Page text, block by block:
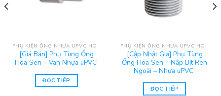
PHỤ KIỆN ỐNG NHỰA UPVC HOA SEN
[Giá Bán] Phụ Tùng Ống
Hoa Sen – Van Nhựa uPVC
ĐỌC TIẾP
PHỤ KIỆN ỐNG NHỰA UPVC HOA SEN
[Cập Nhật Giá] Phụ Tùng
Ống Hoa Sen – Nắp Bịt Ren
Ngoài – Nhựa uPVC
ĐỌC TIẾP